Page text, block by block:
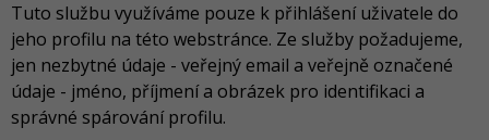
Tuto službu využíváme pouze k přihlášení uživatele do
jeho profilu na této webstránce. Ze služby požadujeme,
jen nezbytné údaje - veřejný email a veřejně označené
údaje - jméno, příjmení a obrázek pro identifikaci a
správné spárování profilu.